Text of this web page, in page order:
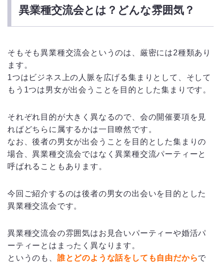
異業種交流会とは？どんな雰囲気？
そもそも異業種交流会というのは、厳密には2種類あり
ます。
1つはビジネス上の人脈を広げる集まりとして、そして
もう1つは男女が出会うことを目的とした集まりです。
それぞれ目的が大きく異なるので、会の開催要項を見
ればどちらに属するかは一目瞭然です。
なお、後者の男女が出会うことを目的とした集まりの
場合、異業種交流会ではなく異業種交流パーティーと
呼ばれることもあります。
今回ご紹介するのは後者の男女の出会いを目的とした
異業種交流会です。
異業種交流会の雰囲気はお見合いパーティーや婚活パ
ーティーとはまったく異なります。
というのも、 誰とどのような話をしても自由だからで